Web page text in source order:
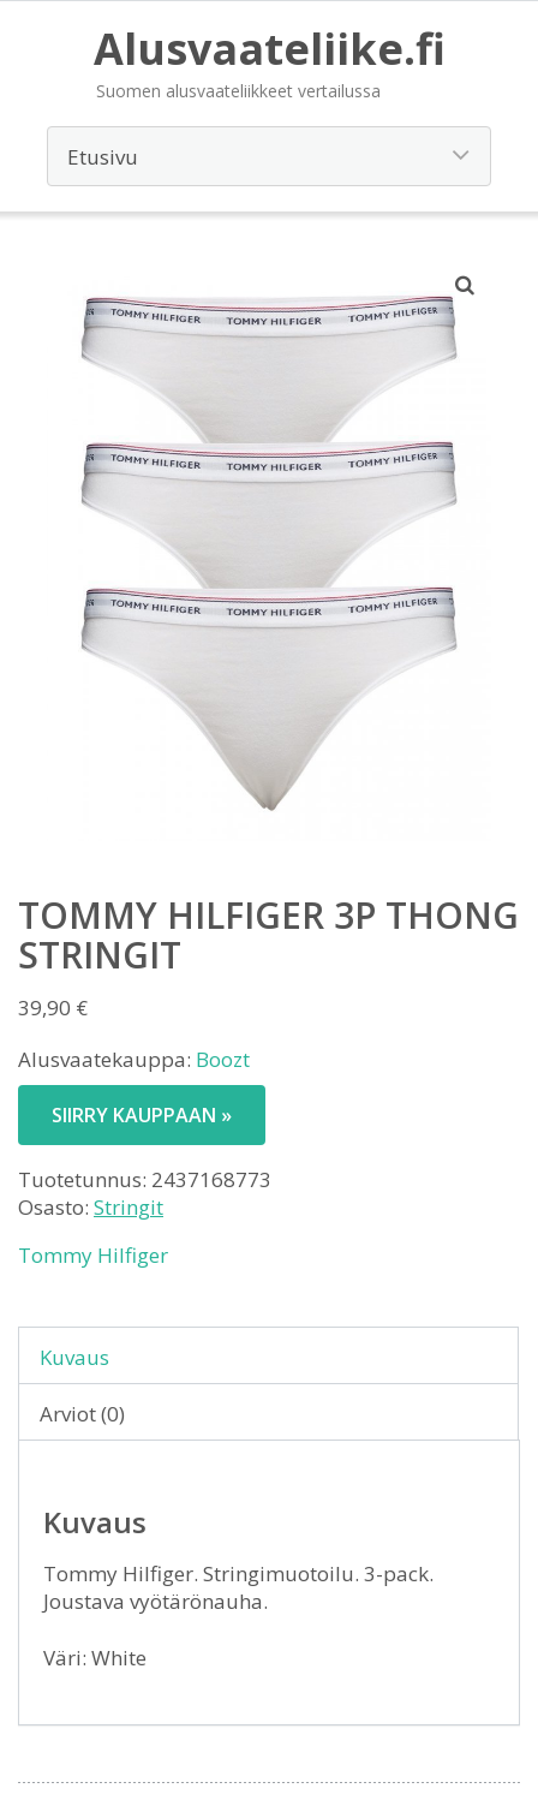
Alusvaateliike.fi
Suomen alusvaateliikkeet vertailussa
TOMMY HILFIGER 3P THONG
STRINGIT
39,90 €
Alusvaatekauppa: Boozt
SIIRRY KAUPPAAN »
Tuotetunnus: 2437168773
Osasto: Stringit
Tommy Hilfiger
Kuvaus
Arviot (0)
Kuvaus
Tommy Hilfiger. Stringimuotoilu. 3-pack.
Joustava vyötärönauha.
Väri: White